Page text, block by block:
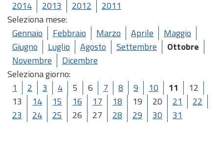
2014
2013 2012
2011
Seleziona mese:
Gennaio
Febbraio Marzo Aprile
Maggio
Giugno
Luglio Agosto Settembre
Ottobre
Novembre
Dicembre
Seleziona giorno:
1
2 3 4 5 6 7 8 9 10 11
12
13
14 15 16 17 18 19 20 21
22
23
24 25 26 27 28 29 30 31